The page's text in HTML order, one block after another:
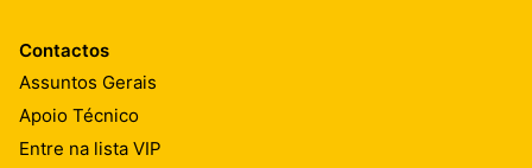
Contactos
Assuntos Gerais
Apoio Técnico
Entre na lista VIP